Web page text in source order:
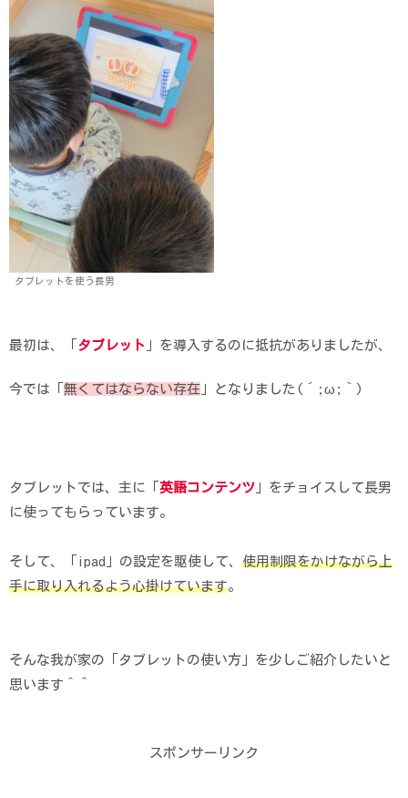
タブレットを使う長男
最初は、「 タブレット 」を導入するのに抵抗がありましたが、
今では「 無くてはならない存在 」となりました(´;ω;｀)
タブレットでは、主に「 英語コンテンツ 」をチョイスして長男
に使ってもらっています。
そして、「ipad」の設定を駆使して、 使用制限をかけながら上
手に取り入れるよう心掛けています。
そんな我が家の「タブレットの使い方」を少しご紹介したいと
思います＾＾
スポンサーリンク